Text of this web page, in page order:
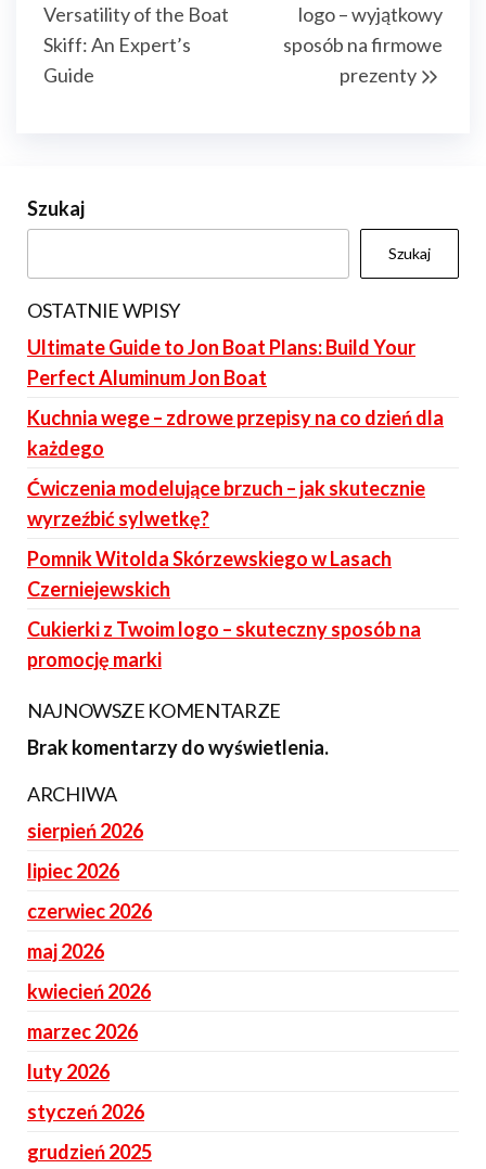
Versatility of the Boat
Skiff: An Expert’s
Guide
logo – wyjątkowy
sposób na firmowe
prezenty
Szukaj
Szukaj
OSTATNIE WPISY
Ultimate Guide to Jon Boat Plans: Build Your
Perfect Aluminum Jon Boat
Kuchnia wege – zdrowe przepisy na co dzień dla
każdego
Ćwiczenia modelujące brzuch – jak skutecznie
wyrzeźbić sylwetkę?
Pomnik Witolda Skórzewskiego w Lasach
Czerniejewskich
Cukierki z Twoim logo – skuteczny sposób na
promocję marki
NAJNOWSZE KOMENTARZE
Brak komentarzy do wyświetlenia.
ARCHIWA
sierpień 2026
lipiec 2026
czerwiec 2026
maj 2026
kwiecień 2026
marzec 2026
luty 2026
styczeń 2026
grudzień 2025